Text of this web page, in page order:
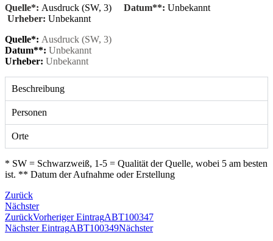
Quelle*: Ausdruck (SW, 3) Datum**: Unbekannt
Urheber: Unbekannt
Quelle*: Ausdruck (SW, 3)
Datum**: Unbekannt
Urheber: Unbekannt
Beschreibung
Personen
Orte
* SW = Schwarzweiß, 1-5 = Qualität der Quelle, wobei 5 am besten
ist. ** Datum der Aufnahme oder Erstellung
Zurück
Nächster
ZurückVorheriger EintragABT100347
Nächster EintragABT100349Nächster